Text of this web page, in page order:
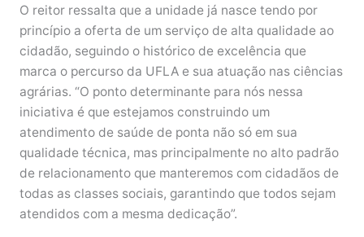
O reitor ressalta que a unidade já nasce tendo por
princípio a oferta de um serviço de alta qualidade ao
cidadão, seguindo o histórico de excelência que
marca o percurso da UFLA e sua atuação nas ciências
agrárias. “O ponto determinante para nós nessa
iniciativa é que estejamos construindo um
atendimento de saúde de ponta não só em sua
qualidade técnica, mas principalmente no alto padrão
de relacionamento que manteremos com cidadãos de
todas as classes sociais, garantindo que todos sejam
atendidos com a mesma dedicação”.